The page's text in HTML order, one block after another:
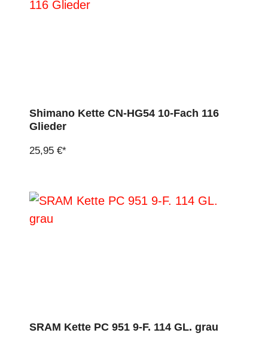
Shimano Kette CN-HG54 10-Fach 116
Glieder
25,95 €*
SRAM Kette PC 951 9-F. 114 GL. grau